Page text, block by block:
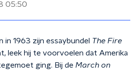
05:50
in 1963 zijn essaybundel The Fire
leek hij te voorvoelen dat Amerika
ging. Bij de March on